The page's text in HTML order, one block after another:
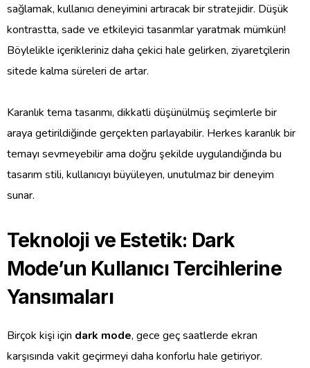
sağlamak, kullanıcı deneyimini artıracak bir stratejidir. Düşük
kontrastta, sade ve etkileyici tasarımlar yaratmak mümkün!
Böylelikle içerikleriniz daha çekici hale gelirken, ziyaretçilerin
sitede kalma süreleri de artar.
Karanlık tema tasarımı, dikkatli düşünülmüş seçimlerle bir
araya getirildiğinde gerçekten parlayabilir. Herkes karanlık bir
temayı sevmeyebilir ama doğru şekilde uygulandığında bu
tasarım stili, kullanıcıyı büyüleyen, unutulmaz bir deneyim
sunar.
Teknoloji ve Estetik: Dark
Mode’un Kullanıcı Tercihlerine
Yansımaları
Birçok kişi için dark mode, gece geç saatlerde ekran
karşısında vakit geçirmeyi daha konforlu hale getiriyor.